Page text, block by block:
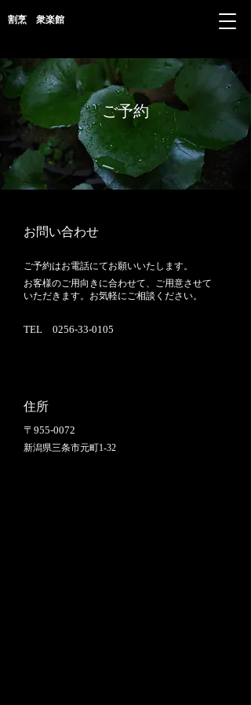
割烹 衆楽館
ご予約
お問い合わせ
ご予約はお電話にてお願いいたします。
​お客様のご用向きに合わせて、ご用意させて
いただきます。お気軽にご相談ください。
TEL 0256-33-0105
住所
〒955-0072
​新潟県三条市元町1-32